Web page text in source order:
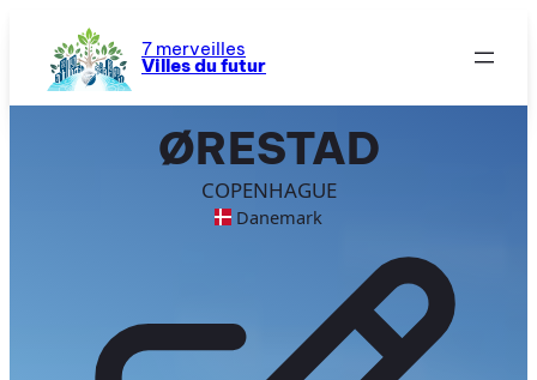
contenu
7 merveilles
Villes du futur
ØRESTAD
COPENHAGUE
Danemark